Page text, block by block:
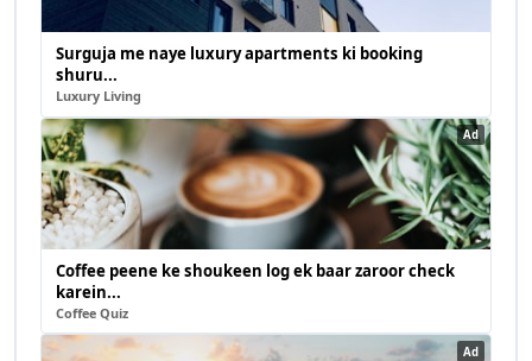
Surguja me naye luxury apartments ki booking
shuru...
Luxury Living
Ad
Coffee peene ke shoukeen log ek baar zaroor check
karein...
Coffee Quiz
Ad